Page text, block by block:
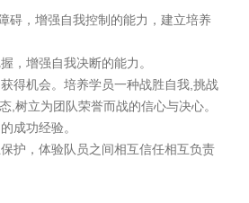
碍，增强自我控制的能力，建立培养
，增强自我决断的能力。
得机会。培养学员一种战胜自我,挑战
,树立为团队荣誉而战的信心与决心。
成功经验。
护，体验队员之间相互信任相互负责